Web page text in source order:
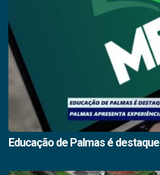
Educação de Palmas é destaque